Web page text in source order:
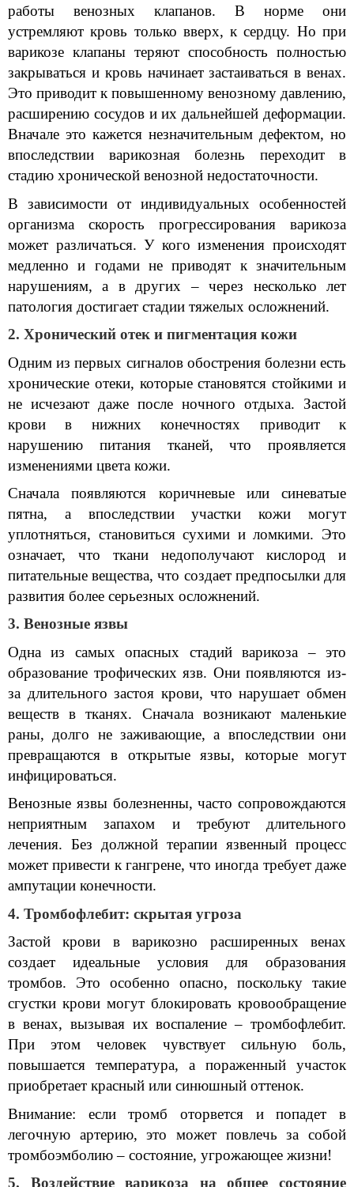
работы венозных клапанов. В норме они
устремляют кровь только вверх, к сердцу. Но при
варикозе клапаны теряют способность полностью
закрываться и кровь начинает застаиваться в венах.
Это приводит к повышенному венозному давлению,
расширению сосудов и их дальнейшей деформации.
Вначале это кажется незначительным дефектом, но
впоследствии варикозная болезнь переходит в
стадию хронической венозной недостаточности.
В зависимости от индивидуальных особенностей
организма скорость прогрессирования варикоза
может различаться. У кого изменения происходят
медленно и годами не приводят к значительным
нарушениям, а в других – через несколько лет
патология достигает стадии тяжелых осложнений.
2. Хронический отек и пигментация кожи
Одним из первых сигналов обострения болезни есть
хронические отеки, которые становятся стойкими и
не исчезают даже после ночного отдыха. Застой
крови в нижних конечностях приводит к
нарушению питания тканей, что проявляется
изменениями цвета кожи.
Сначала появляются коричневые или синеватые
пятна, а впоследствии участки кожи могут
уплотняться, становиться сухими и ломкими. Это
означает, что ткани недополучают кислород и
питательные вещества, что создает предпосылки для
развития более серьезных осложнений.
3. Венозные язвы
Одна из самых опасных стадий варикоза – это
образование трофических язв. Они появляются из-
за длительного застоя крови, что нарушает обмен
веществ в тканях. Сначала возникают маленькие
раны, долго не заживающие, а впоследствии они
превращаются в открытые язвы, которые могут
инфицироваться.
Венозные язвы болезненны, часто сопровождаются
неприятным запахом и требуют длительного
лечения. Без должной терапии язвенный процесс
может привести к гангрене, что иногда требует даже
ампутации конечности.
4. Тромбофлебит: скрытая угроза
Застой крови в варикозно расширенных венах
создает идеальные условия для образования
тромбов. Это особенно опасно, поскольку такие
сгустки крови могут блокировать кровообращение
в венах, вызывая их воспаление – тромбофлебит.
При этом человек чувствует сильную боль,
повышается температура, а пораженный участок
приобретает красный или синюшный оттенок.
Внимание: если тромб оторвется и попадет в
легочную артерию, это может повлечь за собой
тромбоэмболию – состояние, угрожающее жизни!
5. Воздействие варикоза на общее состояние